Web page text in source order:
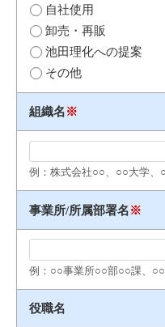
自社使用
卸売・再販
池田理化への提案
その他
組織名※
例：株式会社○○、○○大学、
事業所/所属部署名※
例：○○事業所○○部○○課、
役職名